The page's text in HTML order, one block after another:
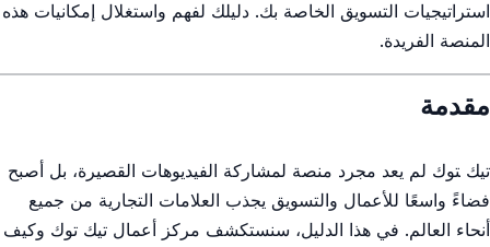
استراتيجيات التسويق الخاصة بك. دليلك لفهم واستغلال إمكانيات هذه
المنصة ⁤الفريدة.
مقدمة
تيك ‍توك لم⁣ يعد مجرد منصة لمشاركة الفيديوهات القصيرة،​ بل ⁣أصبح ​
فضاءً واسعًا للأعمال⁤ والتسويق يجذب العلامات التجارية من جميع
أنحاء العالم. في هذا الدليل، سنستكشف مركز أعمال تيك ‌توك وكيف